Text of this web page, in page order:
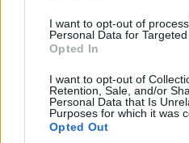
I want to opt-out of
Personal Data for Targeted
Opted In
I want to opt-out of
Retention, Sale, and/or
Personal Data that Is
Purposes for which it was
Opted Out
Η οροσειρά του
βυζαντινές εκκλησίες
από την UNESCO για τη
και τις εξαιρετικές
αυτές αποτελούν